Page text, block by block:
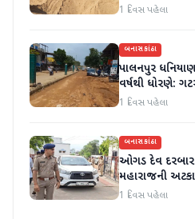
1 દિવસ પહેલા
બનાસકાંઠા
પાલનપુર
વર્ષથી ધોરણે:
હાલાકી
1 દિવસ પહેલા
બનાસકાંઠા
ઓગડ દેવ
મહારાજની
1 દિવસ પહેલા